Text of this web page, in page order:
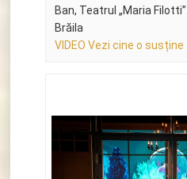
Ban, Teatrul „Maria Filotti”
Brăila
VIDEO Vezi cine o susține